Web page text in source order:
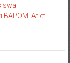
Atlet